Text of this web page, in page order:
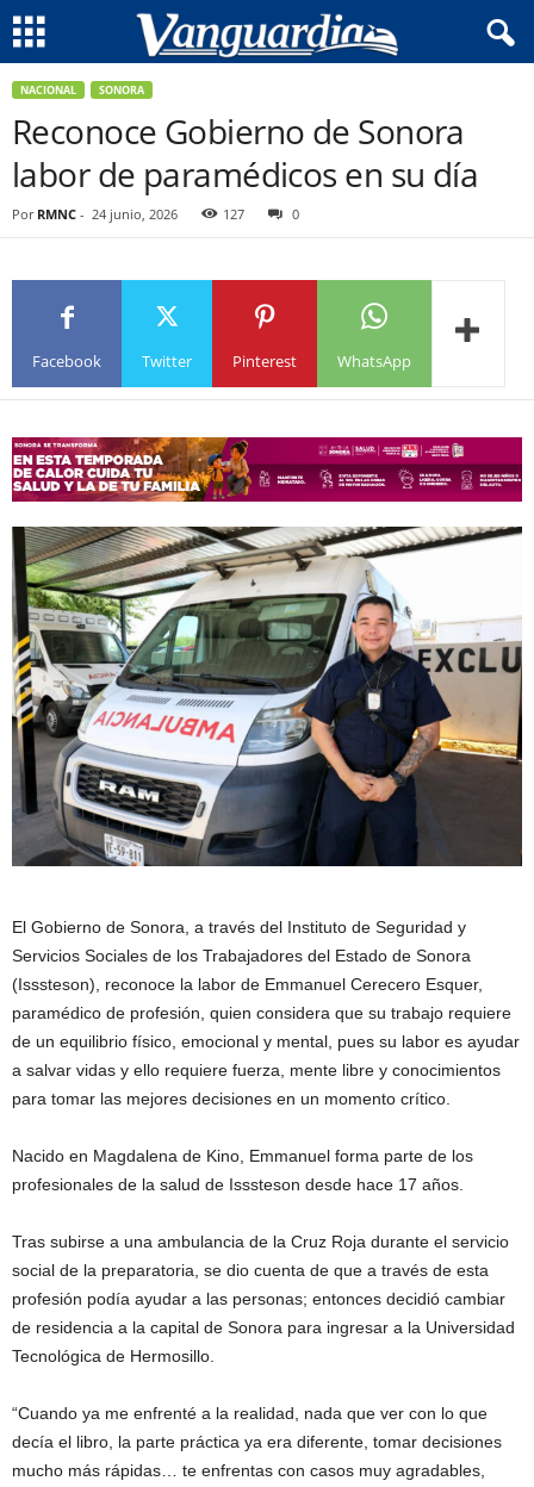
NACIONAL SONORA
Reconoce Gobierno de Sonora
labor de paramédicos en su día
Por RMNC - 24 junio, 2026 127 0
Facebook Twitter Pinterest WhatsApp
El Gobierno de Sonora, a través del Instituto de Seguridad y
Servicios Sociales de los Trabajadores del Estado de Sonora
(Isssteson), reconoce la labor de Emmanuel Cerecero Esquer,
paramédico de profesión, quien considera que su trabajo requiere
de un equilibrio físico, emocional y mental, pues su labor es ayudar
a salvar vidas y ello requiere fuerza, mente libre y conocimientos
para tomar las mejores decisiones en un momento crítico.
Nacido en Magdalena de Kino, Emmanuel forma parte de los
profesionales de la salud de Isssteson desde hace 17 años.
Tras subirse a una ambulancia de la Cruz Roja durante el servicio
social de la preparatoria, se dio cuenta de que a través de esta
profesión podía ayudar a las personas; entonces decidió cambiar
de residencia a la capital de Sonora para ingresar a la Universidad
Tecnológica de Hermosillo.
“Cuando ya me enfrenté a la realidad, nada que ver con lo que
decía el libro, la parte práctica ya era diferente, tomar decisiones
mucho más rápidas… te enfrentas con casos muy agradables,